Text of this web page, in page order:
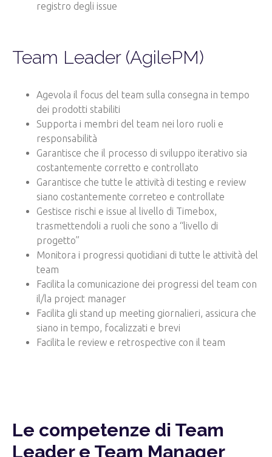
registro degli issue
Team Leader (AgilePM)
Agevola il focus del team sulla consegna in tempo
dei prodotti stabiliti
Supporta i membri del team nei loro ruoli e
responsabilità
Garantisce che il processo di sviluppo iterativo sia
costantemente corretto e controllato
Garantisce che tutte le attività di testing e review
siano costantemente correteo e controllate
Gestisce rischi e issue al livello di Timebox,
trasmettendoli a ruoli che sono a “livello di
progetto”
Monitora i progressi quotidiani di tutte le attività del
team
Facilita la comunicazione dei progressi del team con
il/la project manager
Facilita gli stand up meeting giornalieri, assicura che
siano in tempo, focalizzati e brevi
Facilita le review e retrospective con il team
Le competenze di Team
Leader e Team Manager